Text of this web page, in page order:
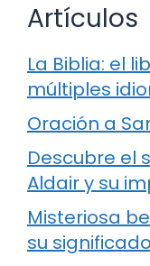
Artículos
La Biblia: el
múltiples
Oración a
Descubre el
Aldair y su
Misteriosa
su